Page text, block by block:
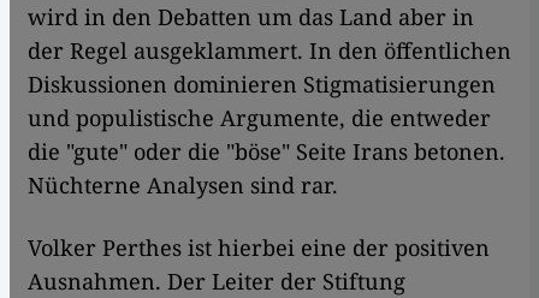
wird in den Debatten um das Land aber in
der Regel ausgeklammert. In den öffentlichen
Diskussionen dominieren Stigmatisierungen
und populistische Argumente, die entweder
die "gute" oder die "böse" Seite Irans betonen.
Nüchterne Analysen sind rar.
Volker Perthes ist hierbei eine der positiven
Ausnahmen. Der Leiter der Stiftung